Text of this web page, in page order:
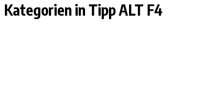
Kategorien in Tipp ALT F4